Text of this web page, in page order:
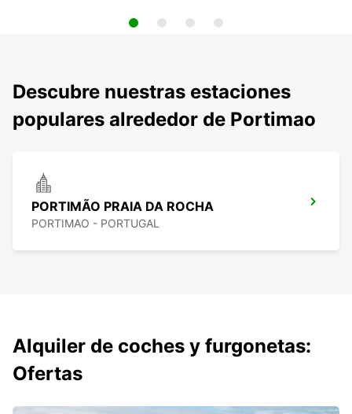
Descubre nuestras estaciones
populares alrededor de Portimao
PORTIMÃO PRAIA DA ROCHA
PORTIMAO - PORTUGAL
Alquiler de coches y furgonetas:
Ofertas